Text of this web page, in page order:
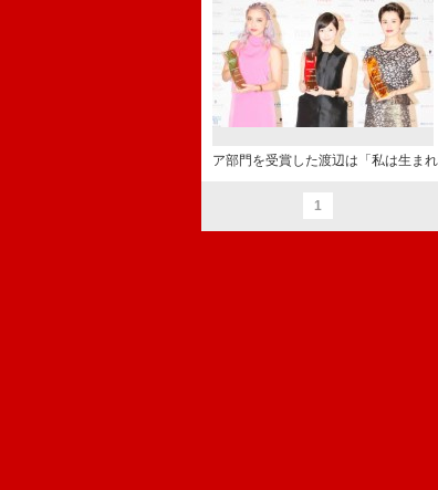
ア部門を受賞した渡辺は「私は生まれ
1